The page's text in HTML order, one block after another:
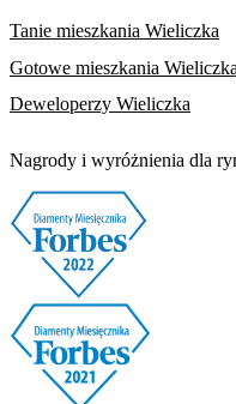
Tanie mieszkania Wieliczka
Gotowe mieszkania Wieliczka
Deweloperzy Wieliczka
Nagrody i wyróżnienia dla